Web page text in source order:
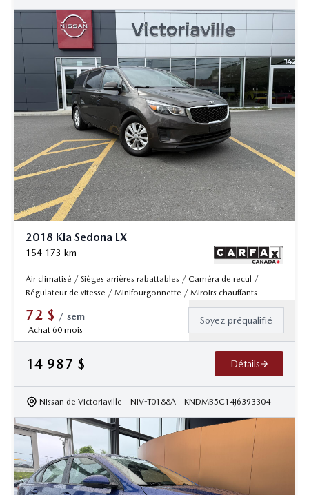
2018 Kia Sedona LX
154 173 km
Air climatisé / Sièges arrières rabattables / Caméra de recul /
Régulateur de vitesse / Minifourgonnette / Miroirs chauffants
72 $ / sem
Achat 60 mois
Soyez préqualifié
14 987 $ Détails
Nissan de Victoriaville - NIV-T0188A - KNDMB5C14J6393304